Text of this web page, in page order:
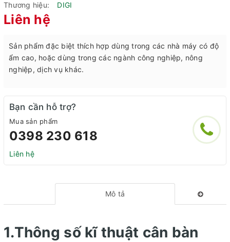
Thương hiệu:
DIGI
Liên hệ
Sản phẩm đặc biệt thích hợp dùng trong các nhà máy có độ
ẩm cao, hoặc dùng trong các ngành công nghiệp, nông
nghiệp, dịch vụ khác.
Bạn cần hỗ trợ?
Mua sản phẩm
0398 230 618
Liên hệ
Mô tả
1.Thông số kĩ thuật cân bàn